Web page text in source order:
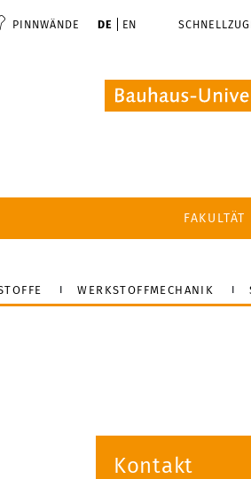
PINNWÄNDE DE EN
WERKSTOFFMECHANIK
Kontakt